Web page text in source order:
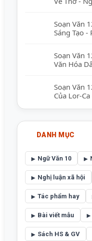
Soạn Văn
Sáng Tạo
Soạn Văn
Văn Hóa
Soạn Văn
Của Lor-
DANH MỤC
Ngữ Văn 10
Nghị luận xã hội
Tác phẩm hay
Bài viết mẫu
Sách HS & GV